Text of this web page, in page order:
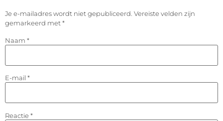
Je e-mailadres wordt niet gepubliceerd. Vereiste velden zijn
gemarkeerd met*
Naam *
E-mail *
Reactie *